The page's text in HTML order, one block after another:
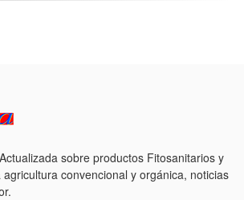
sobre productos Fitosanitarios y
convencional y orgánica, noticias